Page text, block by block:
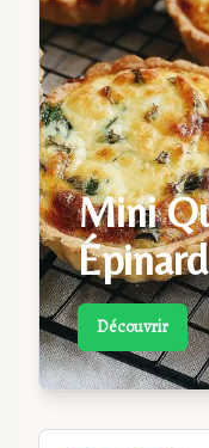
Mini
Découvrir